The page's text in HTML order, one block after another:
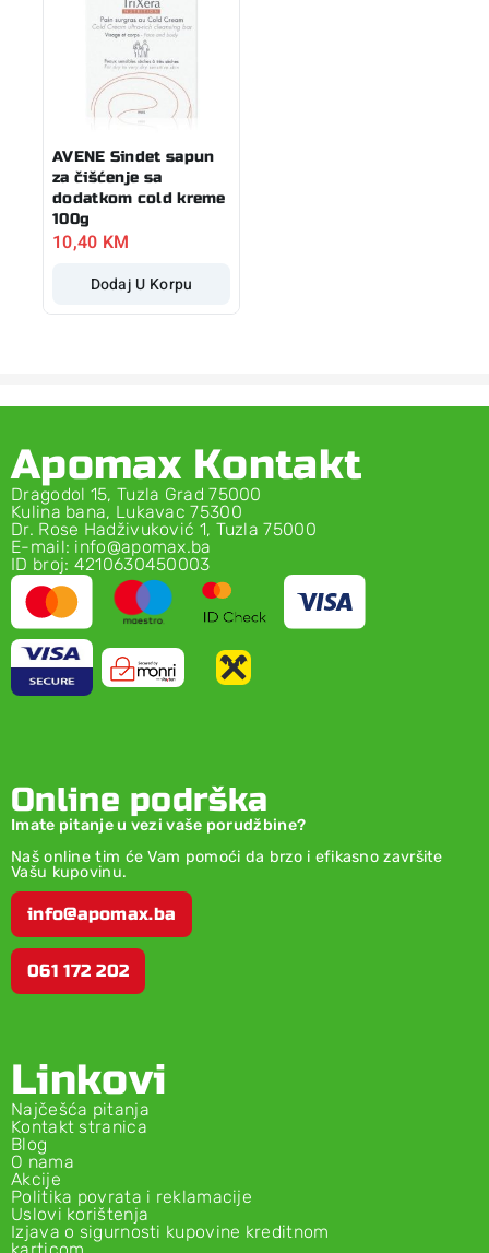
AVENE Sindet sapun
za čišćenje sa
dodatkom cold kreme
100g
10,40 KM
Dodaj U Korpu
Apomax Kontakt
Dragodol 15, Tuzla Grad 75000
Kulina bana, Lukavac 75300
Dr. Rose Hadživuković 1, Tuzla 75000
E-mail: info@apomax.ba
ID broj: 4210630450003
Online podrška
Imate pitanje u vezi vaše porudžbine?
Naš online tim će Vam pomoći da brzo i efikasno završite
Vašu kupovinu.
info@apomax.ba
061 172 202
Linkovi
Najčešća pitanja
Kontakt stranica
Blog
O nama
Akcije
Politika povrata i reklamacije
Uslovi korištenja
Izjava o sigurnosti kupovine kreditnom